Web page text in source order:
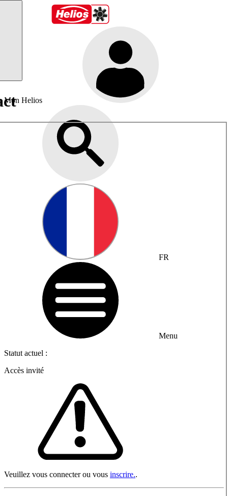
Mon Helios
FR
Menu
Statut actuel :
Accès invité
Veuillez vous connecter ou vous inscrire..